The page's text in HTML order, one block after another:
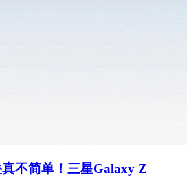
不简单！三星Galaxy Z